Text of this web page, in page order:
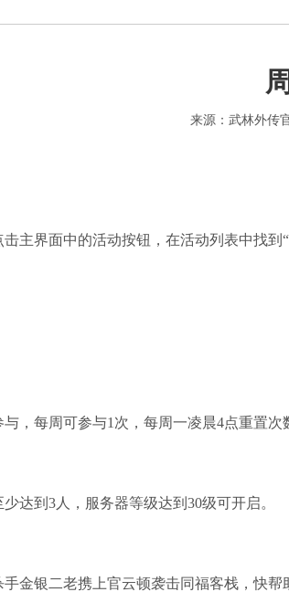
来源：武林外传
主界面中的活动按钮，在活动列表中找到
，每周可参与1次，每周一凌晨4点重置次
达到3人，服务器等级达到30级可开启。
手金银二老携上官云顿袭击同福客栈，快帮